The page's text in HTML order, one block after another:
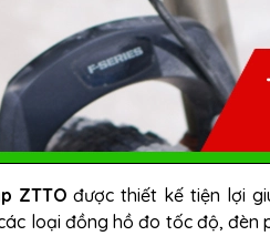
ZTTO được thiết kế tiện lợi
loại đồng hồ đo tốc độ, đèn